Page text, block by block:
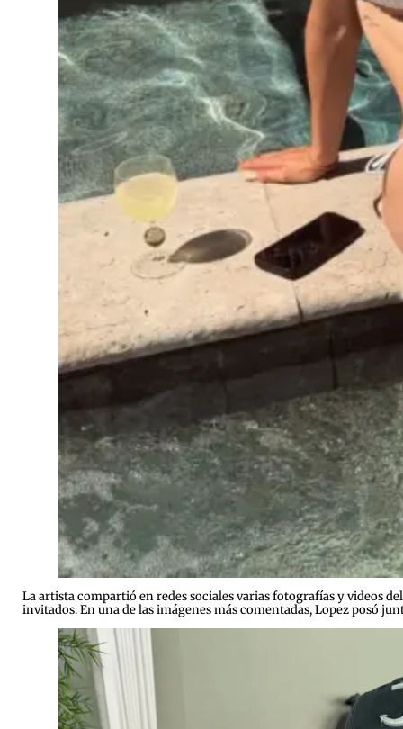
La artista compartió en redes sociales varias fotografías y videos
invitados. En una de las imágenes más comentadas, Lopez posó